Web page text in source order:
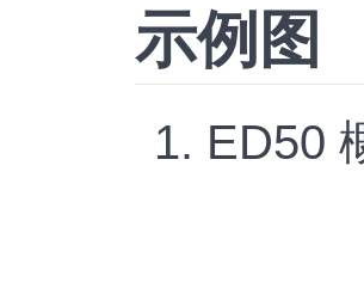
示例图
ED50